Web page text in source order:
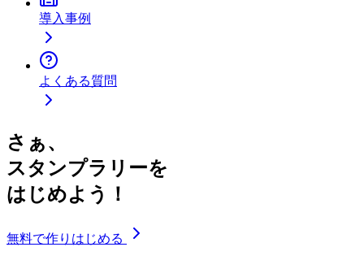
導入事例
よくある質問
さぁ、
スタンプラリーを
はじめよう！
無料で作りはじめる